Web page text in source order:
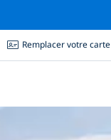
Remplacer votre carte